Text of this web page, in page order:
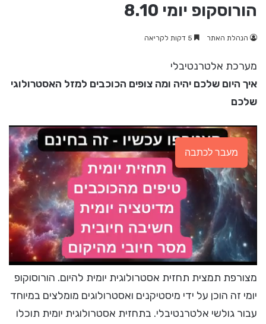
הורוסקופ יומי 8.10
הנהלת האתר
מערכת אלטרנטיבלי
איך היום שלכם יהיה ומה צופים הכוכבים למזל האסטרולוגי
שלכם
מעבר לכתבה
מצורפת תמצית תחזית אסטרולוגית יומית להיום. הורוסוקופ
יומי זה הוכן על ידי מיסטיקנים ואסטרולוגים מומלצים במיוחד
עבור גולשי אלטרנטיבלי. בתחזית אסטרולוגית יומית תוכלו